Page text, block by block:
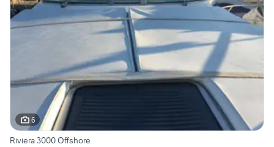
6
Riviera 3000 Offshore